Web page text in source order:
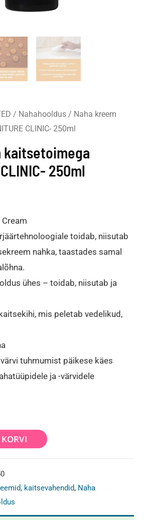
/ Nahahooldus / Naha kreem
CLINIC- 250ml
kaitsetoimega
250ml
toidab, niisutab
nahka, taastades samal
ühes – toidab, niisutab ja
mis peletab vedelikud,
tuhmumist päikese käes
ja -värvidele
kaitsevahendid, Naha